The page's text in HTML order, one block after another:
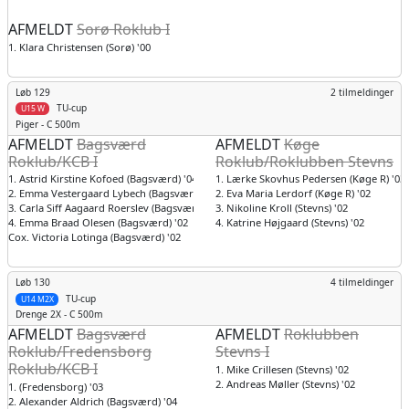
AFMELDTSorø Roklub I
1. Klara Christensen (Sorø) '00
Løb 129
TU-cup
2 tilmeldinger
U15 W
Piger - C 500m
AFMELDTBagsværd
Roklub/KCB I
1. Astrid Kirstine Kofoed (Bagsværd) '04
2. Emma Vestergaard Lybech (Bagsværd) '02
3. Carla Siff Aagaard Roerslev (Bagsværd) '02
4. Emma Braad Olesen (Bagsværd) '02
Cox. Victoria Lotinga (Bagsværd) '02
AFMELDTKøge
Roklub/Roklubben Stevns
1. Lærke Skovhus Pedersen (Køge R) '03
2. Eva Maria Lerdorf (Køge R) '02
3. Nikoline Kroll (Stevns) '02
4. Katrine Højgaard (Stevns) '02
Løb 130
TU-cup
4 tilmeldinger
U14 M2X
Drenge 2X - C 500m
AFMELDTBagsværd
Roklub/Fredensborg
Roklub/KCB I
1. (Fredensborg) '03
2. Alexander Aldrich (Bagsværd) '04
AFMELDTRoklubben
Stevns I
1. Mike Crillesen (Stevns) '02
2. Andreas Møller (Stevns) '02